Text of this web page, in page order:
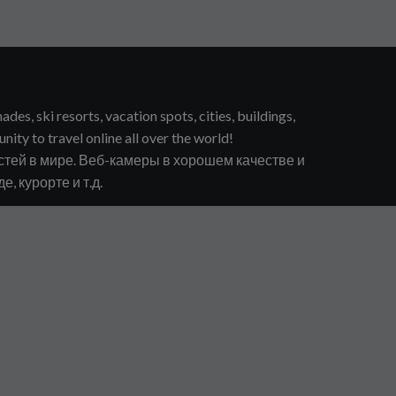
ski resorts, vacation spots, cities, buildings,
to travel online all over the world!
в мире. Веб-камеры в хорошем качестве и
курорте и т.д.